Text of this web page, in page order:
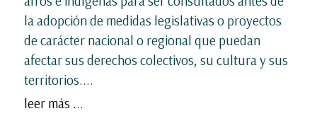
la adopción de medidas legislativas o proyectos
de carácter nacional o regional que puedan
afectar sus derechos colectivos, su cultura y sus
territorios....
leer más ...